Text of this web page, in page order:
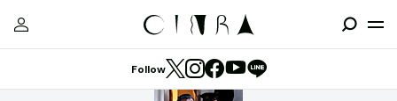
Follow